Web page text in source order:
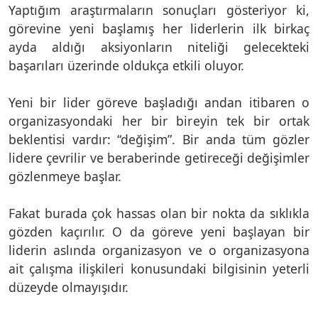
Yaptığım araştırmaların sonuçları gösteriyor ki,
görevine yeni başlamış her liderlerin ilk birkaç
ayda aldığı aksiyonların niteliği gelecekteki
başarıları üzerinde oldukça etkili oluyor.
Yeni bir lider göreve başladığı andan itibaren o
organizasyondaki her bir bireyin tek bir ortak
beklentisi vardır: “değişim”. Bir anda tüm gözler
lidere çevrilir ve beraberinde getireceği değişimler
gözlenmeye başlar.
Fakat burada çok hassas olan bir nokta da sıklıkla
gözden kaçırılır. O da göreve yeni başlayan bir
liderin aslında organizasyon ve o organizasyona
ait çalışma ilişkileri konusundaki bilgisinin yeterli
düzeyde olmayışıdır.